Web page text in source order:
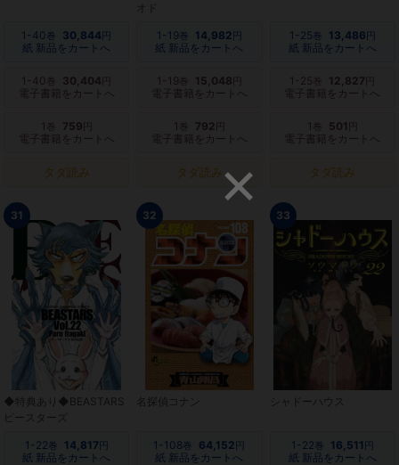
1-40巻 30,844 円
紙 新品をカートへ
1-40 30,404
電子書籍をカートへ
1 759
電子書籍をカートへ
タダ読み
1-19巻 14,982 円
紙 新品をカートへ
1-19 15,048
電子書籍をカートへ
1 792
電子書籍をカートへ
タダ読み
1-25巻 13,486 円
紙 新品をカートへ
1-25 12,827
電子書籍をカートへ
1 501
電子書籍をカートへ
タダ読み
31
◆特典あり◆BEASTARS
ビースターズ
1-22巻 14,817 円
紙 新品をカートへ
32
名探偵コナン
1-108巻 64,152 円
紙 新品をカートへ
33
シャドーハウス
1-22巻 16,511 円
紙 新品をカートへ